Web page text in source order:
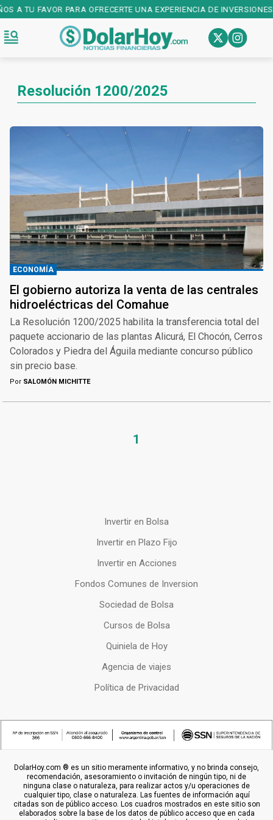
TU FAVOR PARA OFRECERTE UNA EXPERIENCIA DE
Resolución 1200/2025
ECONOMÍA
El gobierno autoriza la venta de las centrales
hidroeléctricas del Comahue
La Resolución 1200/2025 habilita la transferencia total del
paquete accionario de las plantas Alicurá, El Chocón, Cerros
Colorados y Piedra del Águila mediante concurso público
sin precio base.
Por SALOMÓN MICHITTE
1
Invertir en Bolsa
Invertir en Plazo Fijo
Invertir en Acciones
Fondos Comunes de Inversion
Sociedad de Bolsa
Cursos de Bolsa
Quiniela de Hoy
Agencia de viajes
Política de Privacidad
DolarHoy.com ® es un sitio meramente informativo, y no brinda consejo,
recomendación, asesoramiento o invitación de ningún tipo, ni de
ninguna clase o naturaleza, para realizar actos y/u operaciones de
cualquier tipo, clase o naturaleza. Las fuentes de información aquí
citadas son de público acceso. Los cuadros mostrados en este sitio son
elaborados sobre la base de los datos de público acceso que en cada